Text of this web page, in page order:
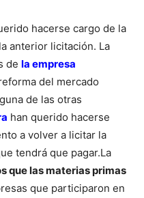
hacerse cargo de la
anterior licitación. La
de la empresa
del mercado
de las otras
han querido hacerse
a volver a licitar la
tendrá que pagar.La
que las materias primas
que participaron en